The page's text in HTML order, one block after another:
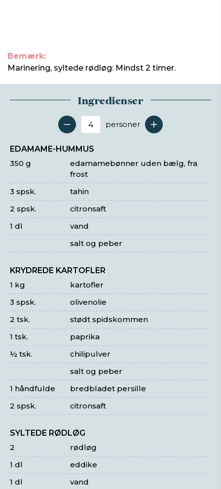
Bemærk:
Marinering, syltede rødløg: Mindst 2 timer.
Ingredienser
Antal serveringer
personer
EDAMAME-HUMMUS
edamamebønner uden bælg, fra
frost
350 g
tahin
3 spsk.
citronsaft
2 spsk.
vand
1 dl
salt og peber
KRYDREDE KARTOFLER
kartofler
1 kg
olivenolie
3 spsk.
stødt spidskommen
2 tsk.
paprika
1 tsk.
chilipulver
½ tsk.
salt og peber
bredbladet persille
1 håndfulde
citronsaft
2 spsk.
SYLTEDE RØDLØG
rødløg
2
eddike
1 dl
vand
1 dl